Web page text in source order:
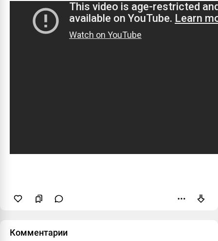
Комментарии